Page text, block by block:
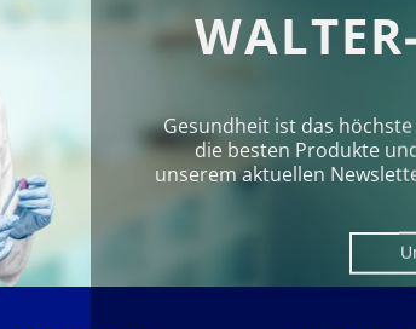
Gesundheit ist das
die besten Produkte
unserem aktuellen